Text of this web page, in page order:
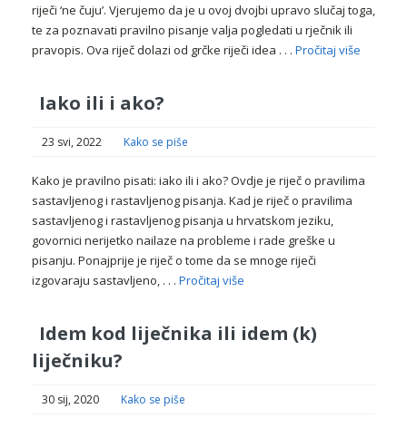
riječi ‘ne čuju’. Vjerujemo da je u ovoj dvojbi upravo slučaj toga,
te za poznavati pravilno pisanje valja pogledati u rječnik ili
pravopis. Ova riječ dolazi od grčke riječi idea . . . Pročitaj više
Iako ili i ako?
23 svi, 2022 Kako se piše
Kako je pravilno pisati: iako ili i ako? Ovdje je riječ o pravilima
sastavljenog i rastavljenog pisanja. Kad je riječ o pravilima
sastavljenog i rastavljenog pisanja u hrvatskom jeziku,
govornici nerijetko nailaze na probleme i rade greške u
pisanju. Ponajprije je riječ o tome da se mnoge riječi
izgovaraju sastavljeno, . . . Pročitaj više
Idem kod liječnika ili idem (k)
liječniku?
30 sij, 2020 Kako se piše